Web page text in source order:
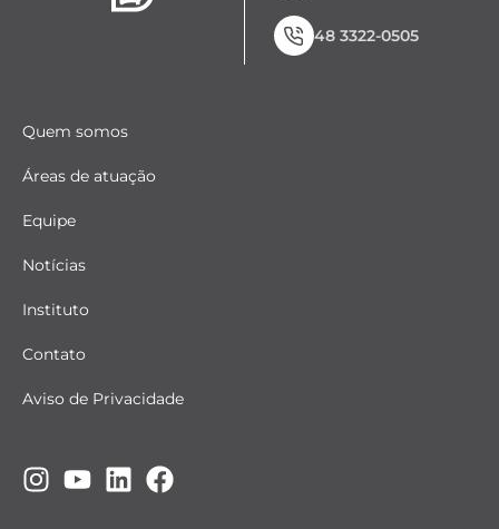
48 3322-0505
Quem somos
Áreas de atuação
Equipe
Notícias
Instituto
Contato
Aviso de Privacidade